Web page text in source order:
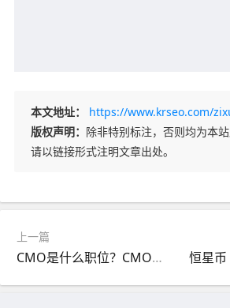
本文地址：
https://www.krseo.com/
版权声明： 除非特别标注，否则均为本
请以链接形式注明文章出处。
上一篇
CMO是什么职位？CMO负责什么工作？